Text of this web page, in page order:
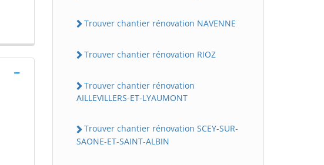
Trouver chantier rénovation NAVENNE
Trouver chantier rénovation RIOZ
Trouver chantier rénovation
AILLEVILLERS-ET-LYAUMONT
Trouver chantier rénovation SCEY-SUR-
SAONE-ET-SAINT-ALBIN